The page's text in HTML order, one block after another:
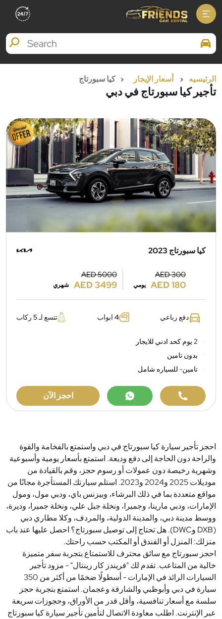
Search Brands
الرئيسيه أسعار الإيجار كيا سبورتاج
تأجير كيا سبورتاج في دبي
كيا سبورتاج 2023
AED 300
AED 180 يومي
AED 5000
AED 3499 شهري
دفع رباعي 4 ابواب تتسع لـ 5 ركاب
2 يوم كحد ادني للايجار
بدون تامين
تامين- للسياره شامل
احجز الآن
احجز تأجير سيارة كيا سبورتاج في دبي واستمتع بالفخامة والقوة
والراحة دون الحاجة إلى دفع وديعة. استمتع بأسعار يومية وأسبوعية
وشهرية رخيصة دون عمولات أو رسوم حجز، وقم بالقيادة من
موديلات 2025 و2024 و2023. استلم سيارتك المستأجرة مجانًا من
مواقع متعددة بما في ذلك البرشاء، وبيزنس باي، ودبي مول، ومول
الإمارات، ودبي مارينا، وجميرا، ونخلة جبل علي، ونخلة جميرا، وديرة،
ووسط مدينة دبي، والمدينة الدولية، والمردف، وكلا مطاري دبي
(DXB وDWC). هل تحتاج إلى توصيل سبورتاج؟ احصل عليها عند باب
منزلك: المنزل أو الفندق أو المكتب حسب راحتك.
احجز سبورتاج مع سائق محترف للاستمتاع بتجربة سفر متميزة
خالية من المتاعب. تقدم لك "فريندز كار رينتال" - مزود تأجير
السيارات الرائد في الإمارات - أسطولًا ضخمًا من أكثر من 350
سيارة في دبي وأبوظبي والشارقة وعجمان. استمتع بتجربة حجز
سلسة مع أسعار تنافسية، وأقل قدر من الأوراق، وحجوزات سريعة
عبر الإنترنت. اطلب معاودة الاتصال لتأمين تأجير سيارة كيا سبورتاج